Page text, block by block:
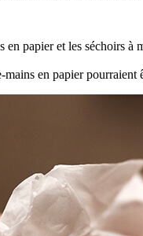
en papier et les séchoirs à
mains en papier